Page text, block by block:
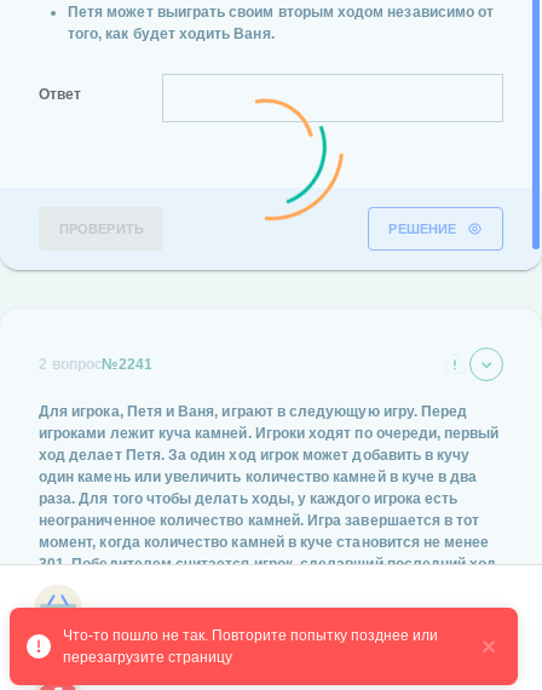
Петя может выиграть своим вторым ходом независимо от
того, как будет ходить Ваня.
Ответ
ПРОВЕРИТЬ РЕШЕНИЕ
2 вопрос№2241
Для игрока, Петя и Ваня, играют в следующую игру. Перед
игроками лежит куча камней. Игроки ходят по очереди, первый
ход делает Петя. За один ход игрок может добавить в кучу
один камень или увеличить количество камней в куче в два
раза. Для того чтобы делать ходы, у каждого игрока есть
неограниченное количество камней. Игра завершается в тот
момент, когда количество камней в куче становится не менее
301. Победителем считается игрок, сделавший последний ход,
т. е. первым получивший кучу из 301 или больше камней. В
начальный момент в куче было S камней, 1≤S≤300. Будем
говорить, что игрок имеет выигрышную стратегию, если он
может выиграть при любых ходах противника. Укажите такое
Что-то пошло не так. Повторите попытку позднее или
перезагрузите страницу